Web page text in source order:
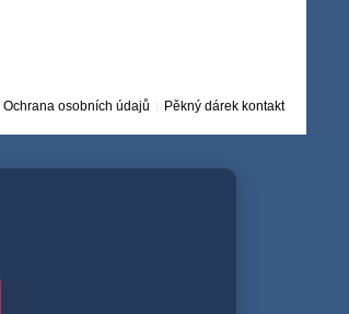
Ochrana osobních údajů Pěkný dárek kontakt